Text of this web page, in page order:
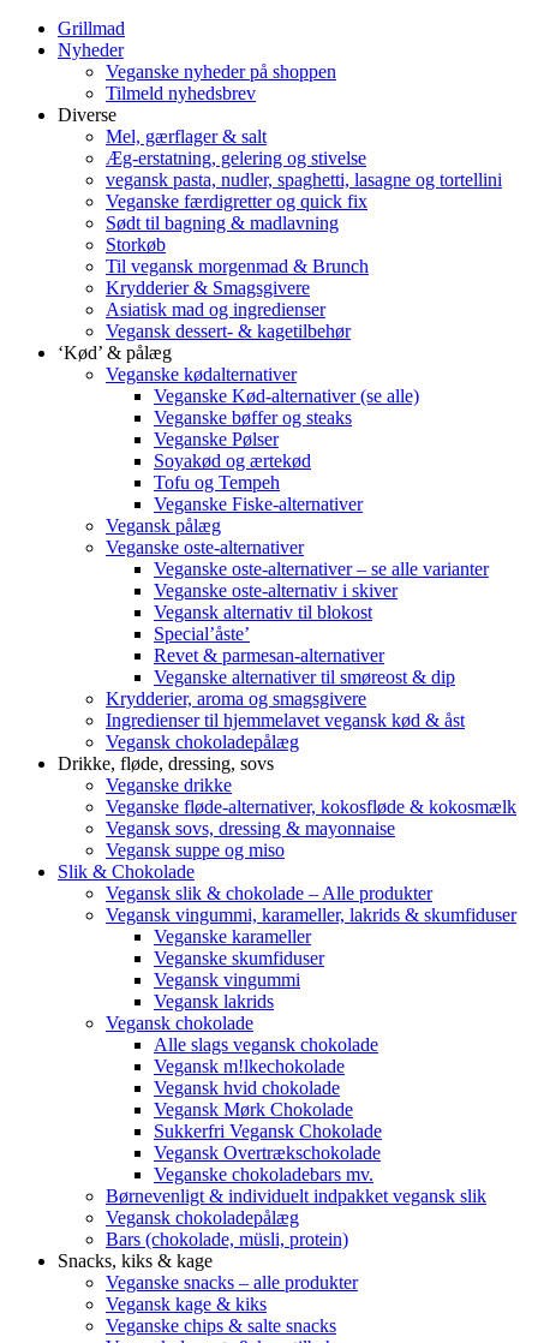
Grillmad
Nyheder
Veganske nyheder på shoppen
Tilmeld nyhedsbrev
Diverse
Mel, gærflager & salt
Æg-erstatning, gelering og stivelse
vegansk pasta, nudler, spaghetti, lasagne og tortellini
Veganske færdigretter og quick fix
Sødt til bagning & madlavning
Storkøb
Til vegansk morgenmad & Brunch
Krydderier & Smagsgivere
Asiatisk mad og ingredienser
Vegansk dessert- & kagetilbehør
‘Kød’ & pålæg
Veganske kødalternativer
Veganske Kød-alternativer (se alle)
Veganske bøffer og steaks
Veganske Pølser
Soyakød og ærtekød
Tofu og Tempeh
Veganske Fiske-alternativer
Vegansk pålæg
Veganske oste-alternativer
Veganske oste-alternativer – se alle varianter
Veganske oste-alternativ i skiver
Vegansk alternativ til blokost
Special’åste’
Revet & parmesan-alternativer
Veganske alternativer til smøreost & dip
Krydderier, aroma og smagsgivere
Ingredienser til hjemmelavet vegansk kød & åst
Vegansk chokoladepålæg
Drikke, fløde, dressing, sovs
Veganske drikke
Veganske fløde-alternativer, kokosfløde & kokosmælk
Vegansk sovs, dressing & mayonnaise
Vegansk suppe og miso
Slik & Chokolade
Vegansk slik & chokolade – Alle produkter
Vegansk vingummi, karameller, lakrids & skumfiduser
Veganske karameller
Veganske skumfiduser
Vegansk vingummi
Vegansk lakrids
Vegansk chokolade
Alle slags vegansk chokolade
Vegansk m!lkechokolade
Vegansk hvid chokolade
Vegansk Mørk Chokolade
Sukkerfri Vegansk Chokolade
Vegansk Overtrækschokolade
Veganske chokoladebars mv.
Børnevenligt & individuelt indpakket vegansk slik
Vegansk chokoladepålæg
Bars (chokolade, müsli, protein)
Snacks, kiks & kage
Veganske snacks – alle produkter
Vegansk kage & kiks
Veganske chips & salte snacks